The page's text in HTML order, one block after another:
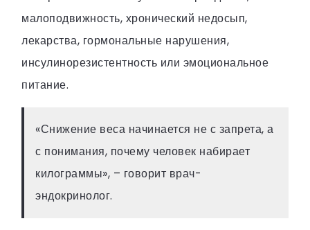
малоподвижность, хронический недосып,
лекарства, гормональные нарушения,
инсулинорезистентность или эмоциональное
питание.
«Снижение веса начинается не с запрета, а
с понимания, почему человек набирает
килограммы», – говорит врач-
эндокринолог.